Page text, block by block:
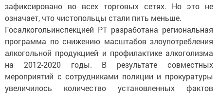
зафиксировано во всех торговых сетях. Но это не
означает, что чистопольцы стали пить меньше.
Госалкогольинспекцией РТ разработана региональная
программа по снижению масштабов злоупотребления
алкогольной продукцией и профилактике алкоголизма
на 2012-2020 годы. В результате совместных
мероприятий с сотрудниками полиции и прокуратуры
увеличилось количество установленных фактов